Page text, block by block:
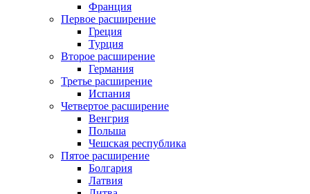
Франция
Первое расширение
Греция
Турция
Второе расширение
Германия
Третье расширение
Испания
Четвертое расширение
Венгрия
Польша
Чешская республика
Пятое расширение
Болгария
Латвия